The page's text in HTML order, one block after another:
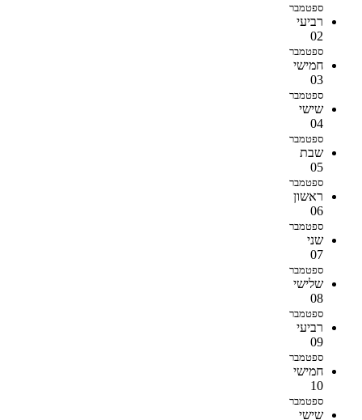
ספטמבר
רביעי
02
ספטמבר
חמישי
03
ספטמבר
שישי
04
ספטמבר
שבת
05
ספטמבר
ראשון
06
ספטמבר
שני
07
ספטמבר
שלישי
08
ספטמבר
רביעי
09
ספטמבר
חמישי
10
ספטמבר
שישי